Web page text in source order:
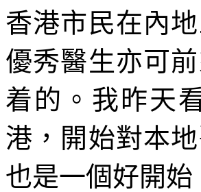
香港市民在內
優秀醫生亦可
着的。我昨天
港，開始對本
也是一個好開始